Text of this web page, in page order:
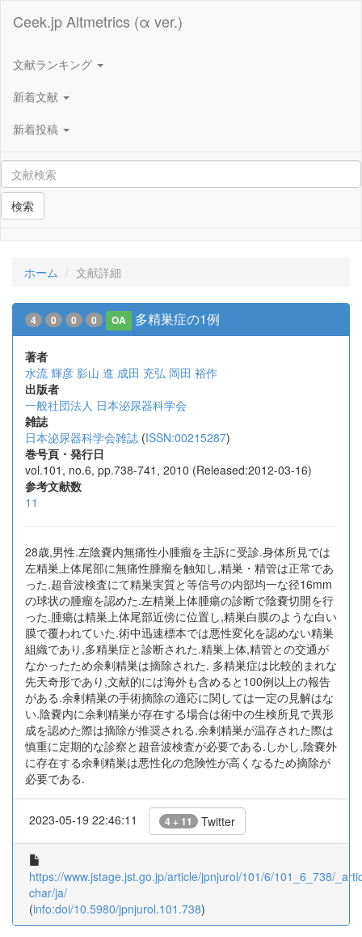
Ceek.jp Altmetrics (α ver.)
文献ランキング
新着文献
新着投稿
検索
ホーム 文献詳細
4 0 0 0 OA 多精巣症の1例
著者
水流 輝彦 影山 進 成田 充弘 岡田 裕作
出版者
一般社団法人 日本泌尿器科学会
雑誌
日本泌尿器科学会雑誌 (ISSN:00215287)
巻号頁・発行日
vol.101, no.6, pp.738-741, 2010 (Released:2012-03-16)
参考文献数
11
28歳,男性.左陰嚢内無痛性小腫瘤を主訴に受診.身体所見では
左精巣上体尾部に無痛性腫瘤を触知し,精巣・精管は正常であ
った.超音波検査にて精巣実質と等信号の内部均一な径16mm
の球状の腫瘤を認めた.左精巣上体腫瘍の診断で陰嚢切開を行
った.腫瘍は精巣上体尾部近傍に位置し,精巣白膜のような白い
膜で覆われていた.術中迅速標本では悪性変化を認めない精巣
組織であり,多精巣症と診断された.精巣上体,精管との交通が
なかったため余剰精巣は摘除された. 多精巣症は比較的まれな
先天奇形であり,文献的には海外も含めると100例以上の報告
がある.余剰精巣の手術摘除の適応に関しては一定の見解はな
い.陰嚢内に余剰精巣が存在する場合は術中の生検所見で異形
成を認めた際は摘除が推奨される.余剰精巣が温存された際は
慎重に定期的な診察と超音波検査が必要である.しかし,陰嚢外
に存在する余剰精巣は悪性化の危険性が高くなるため摘除が
必要である.
2023-05-19 22:46:11 4 + 11 Twitter
https://www.jstage.jst.go.jp/article/jpnjurol/101/6/101_6_738/
char/ja/
(info:doi/10.5980/jpnjurol.101.738)